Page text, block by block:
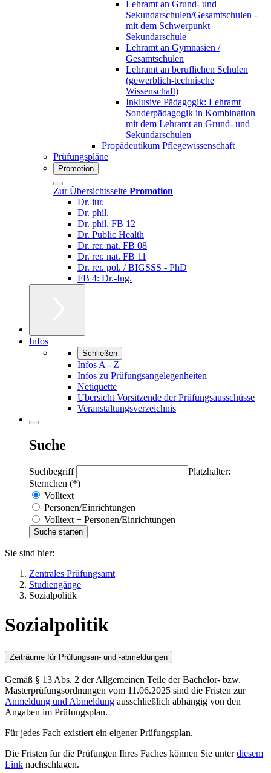
Lehramt an Grund- und
Sekundarschulen/Gesamtschulen -
mit dem Schwerpunkt
Sekundarschule
Lehramt an Gymnasien /
Gesamtschulen
Lehramt an beruflichen Schulen
(gewerblich-technische
Wissenschaft)
Inklusive Pädagogik: Lehramt
Sonderpädagogik in Kombination
mit dem Lehramt an Grund- und
Sekundarschulen
Propädeutikum Pflegewissenschaft
Prüfungspläne
Promotion
Zur Übersichtsseite Promotion
Dr. iur.
Dr. phil.
Dr. phil. FB 12
Dr. Public Health
Dr. rer. nat. FB 08
Dr. rer. nat. FB 11
Dr. rer. pol. / BIGSSS - PhD
FB 4: Dr.-Ing.
Infos
Schließen
Infos A - Z
Infos zu Prüfungsangelegenheiten
Netiquette
Übersicht Vorsitzende der Prüfungsausschüsse
Veranstaltungsverzeichnis
Suche
Suchbegriff
Platzhalter:
Sternchen (*)
Volltext
Personen/Einrichtungen
Volltext + Personen/Einrichtungen
Sie sind hier:
Zentrales Prüfungsamt
Studiengänge
Sozialpolitik
Sozialpolitik
Zeiträume für Prüfungsan- und -abmeldungen
Gemäß § 13 Abs. 2 der Allgemeinen Teile der Bachelor- bzw.
Masterprüfungsordnungen vom 11.06.2025 sind die Fristen zur
Anmeldung und Abmeldung ausschließlich abhängig von den
Angaben im Prüfungsplan.
Für jedes Fach existiert ein eigener Prüfungsplan.
Die Fristen für die Prüfungen Ihres Faches können Sie unterdiesem
Link nachschlagen.